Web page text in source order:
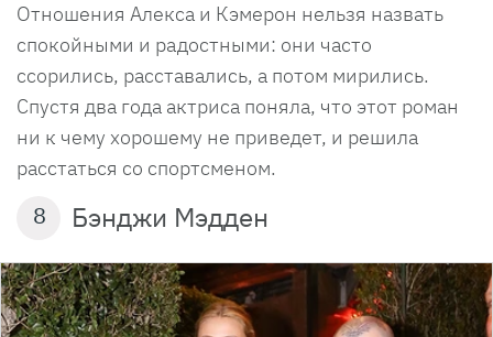
Отношения Алекса и Кэмерон нельзя назвать
спокойными и радостными: они часто
ссорились, расставались, а потом мирились.
Спустя два года актриса поняла, что этот роман
ни к чему хорошему не приведет, и решила
расстаться со спортсменом.
8 Бэнджи Мэдден